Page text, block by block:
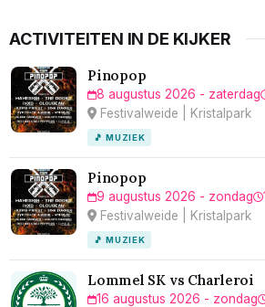
ACTIVITEITEN IN DE KIJKER
Pinopop
8 augustus 2026 - zaterdag
Festivalweide | Kristalpark
🎵 MUZIEK
Pinopop
9 augustus 2026 - zondag
Festivalweide | Kristalpark
🎵 MUZIEK
Lommel SK vs Charleroi
16 augustus 2026 - zondag